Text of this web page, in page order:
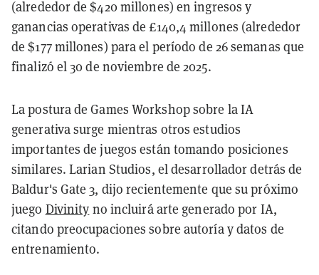
(alrededor de $420 millones) en ingresos y
ganancias operativas de £140,4 millones (alrededor
de $177 millones) para el período de 26 semanas que
finalizó el 30 de noviembre de 2025.
La postura de Games Workshop sobre la IA
generativa surge mientras otros estudios
importantes de juegos están tomando posiciones
similares. Larian Studios, el desarrollador detrás de
Baldur's Gate 3, dijo recientemente que su próximo
juego Divinity no incluirá arte generado por IA,
citando preocupaciones sobre autoría y datos de
entrenamiento.